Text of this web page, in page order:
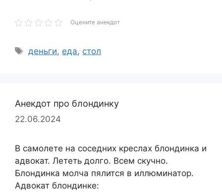
Оцените анекдот
Метки
деньги, еда, стол
Анекдот про блондинку
22.06.2024
В самолете на соседних креслах блондинка и
адвокат. Лететь долго. Всем скучно.
Блондинка молча пялится в иллюминатор.
Адвокат блондинке: